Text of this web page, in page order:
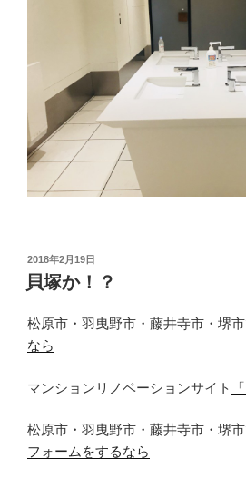
投
稿
日:
2018年2月19日
貝塚か！？
松原市・羽曳野市・藤井寺市・堺
なら
マンションリノベーションサイト
松原市・羽曳野市・藤井寺市・堺
フォームをするなら